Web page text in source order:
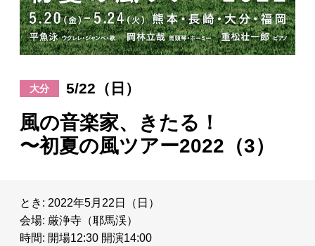
演奏依頼
大分 5/22（日）
風の音楽家、きたる！
〜初夏の風ツアー2022（3）
とき: 2022年5月22日（日）
会場: 厳浄寺（耶馬渓）
時間: 開場12:30 開演14:00